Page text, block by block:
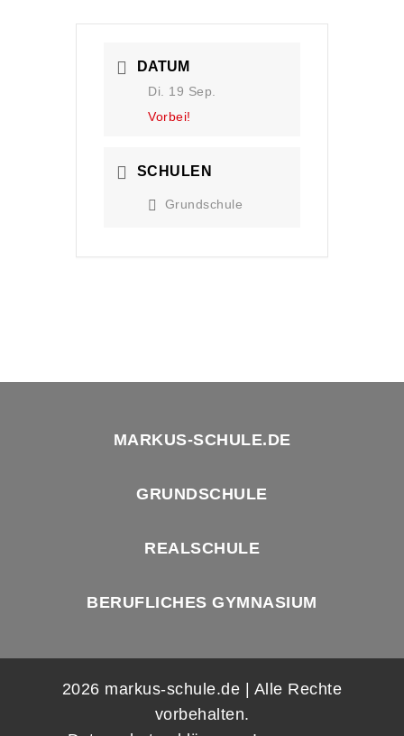
DATUM
Di. 19 Sep.
Vorbei!
SCHULEN
Grundschule
MARKUS-SCHULE.DE
GRUNDSCHULE
REALSCHULE
BERUFLICHES GYMNASIUM
2026 markus-schule.de | Alle Rechte
vorbehalten.